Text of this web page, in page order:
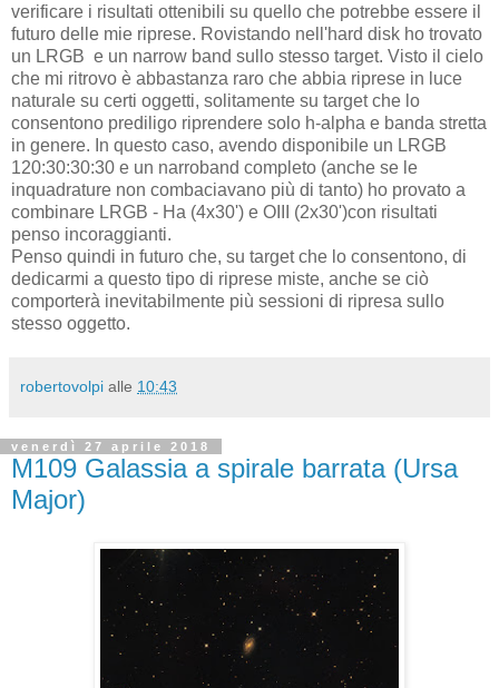
verificare i risultati ottenibili su quello che potrebbe essere il
futuro delle mie riprese. Rovistando nell'hard disk ho trovato
un LRGB e un narrow band sullo stesso target. Visto il cielo
che mi ritrovo è abbastanza raro che abbia riprese in luce
naturale su certi oggetti, solitamente su target che lo
consentono prediligo riprendere solo h-alpha e banda stretta
in genere. In questo caso, avendo disponibile un LRGB
120:30:30:30 e un narroband completo (anche se le
inquadrature non combaciavano più di tanto) ho provato a
combinare LRGB - Ha (4x30') e OIII (2x30')con risultati
penso incoraggianti.
Penso quindi in futuro che, su target che lo consentono, di
dedicarmi a questo tipo di riprese miste, anche se ciò
comporterà inevitabilmente più sessioni di ripresa sullo
stesso oggetto.
robertovolpi alle 10:43
venerdì 27 aprile 2018
M109 Galassia a spirale barrata (Ursa
Major)